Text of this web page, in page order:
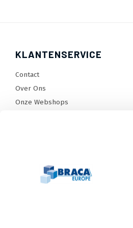
KLANTENSERVICE
Contact
Over Ons
Onze Webshops
Betaalmethoden en voorwaarden
Privacy policy